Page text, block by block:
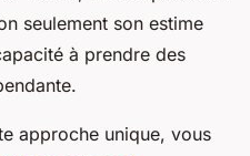
seulement son estime
à prendre des
approche unique, vous